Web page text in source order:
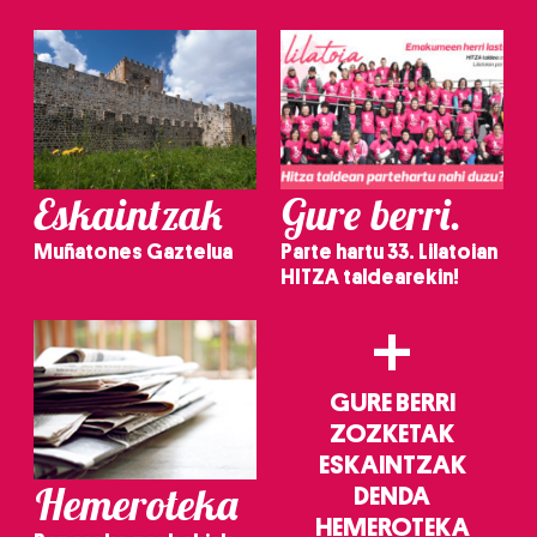
Eskaintzak
Muñatones Gaztelua
Gure berri.
Parte hartu 33. Lilatoian
HITZA taldearekin!
Hemeroteka
+
GURE BERRI
ZOZKETAK
ESKAINTZAK
DENDA
HEMEROTEKA